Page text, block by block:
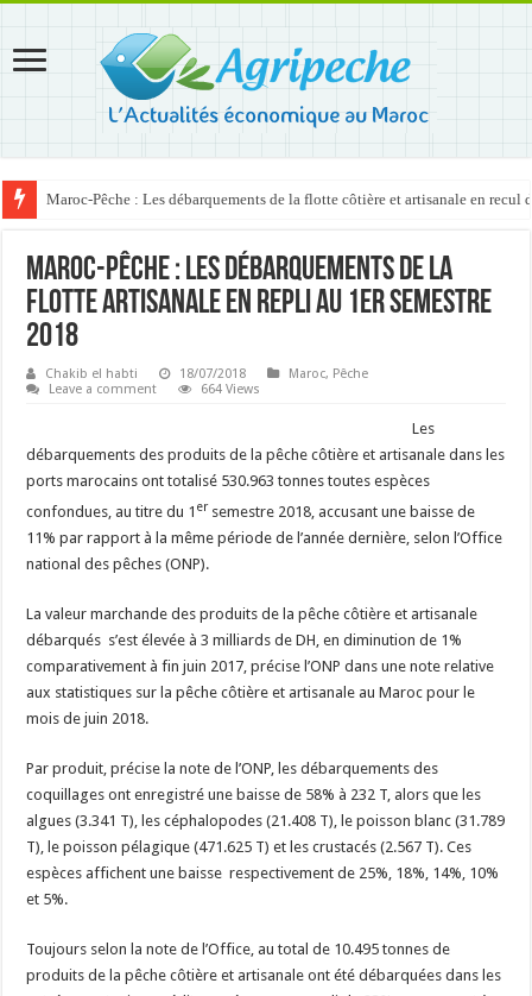
Maroc-Pêche : Les débarquements de la flotte côtière et artisanale en recul
Maroc-Pêche : Les débarquements de la
flotte artisanale en repli au 1er semestre
2018
Chakib el habti 18/07/2018 Maroc, Pêche
Leave a comment
664 Views
Les
débarquements des produits de la pêche côtière et artisanale dans les
ports marocains ont totalisé 530.963 tonnes toutes espèces
confondues, au titre du 1 er semestre 2018, accusant une baisse de
11% par rapport à la même période de l’année dernière, selon l’Office
national des pêches (ONP).
La valeur marchande des produits de la pêche côtière et artisanale
débarqués s’est élevée à 3 milliards de DH, en diminution de 1%
comparativement à fin juin 2017, précise l’ONP dans une note relative
aux statistiques sur la pêche côtière et artisanale au Maroc pour le
mois de juin 2018.
Par produit, précise la note de l’ONP, les débarquements des
coquillages ont enregistré une baisse de 58% à 232 T, alors que les
algues (3.341 T), les céphalopodes (21.408 T), le poisson blanc (31.789
T), le poisson pélagique (471.625 T) et les crustacés (2.567 T). Ces
espèces affichent une baisse respectivement de 25%, 18%, 14%, 10%
et 5%.
Toujours selon la note de l’Office, au total de 10.495 tonnes de
produits de la pêche côtière et artisanale ont été débarquées dans les